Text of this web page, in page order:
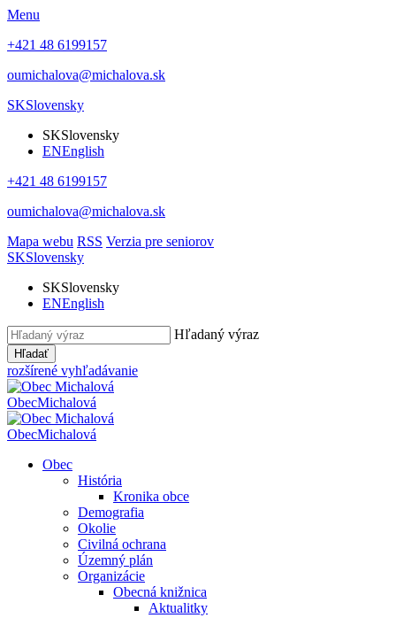
Menu
+421 48 6199157
oumichalova@michalova.sk
SKSlovensky
SKSlovensky
ENEnglish
+421 48 6199157
oumichalova@michalova.sk
Mapa webu RSS Verzia pre seniorov
SKSlovensky
SKSlovensky
ENEnglish
Hľadaný výraz
Hľadať
rozšírené vyhľadávanie
ObecMichalová
ObecMichalová
Obec
História
Kronika obce
Demografia
Okolie
Civilná ochrana
Územný plán
Organizácie
Obecná knižnica
Aktualitky